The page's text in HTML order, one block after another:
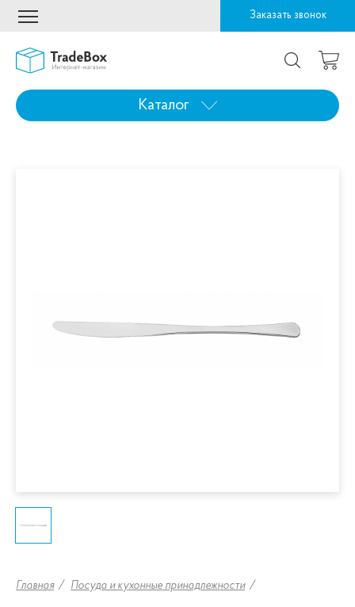
Заказать звонок
Каталог
Главная Посуда и кухонные принадлежности